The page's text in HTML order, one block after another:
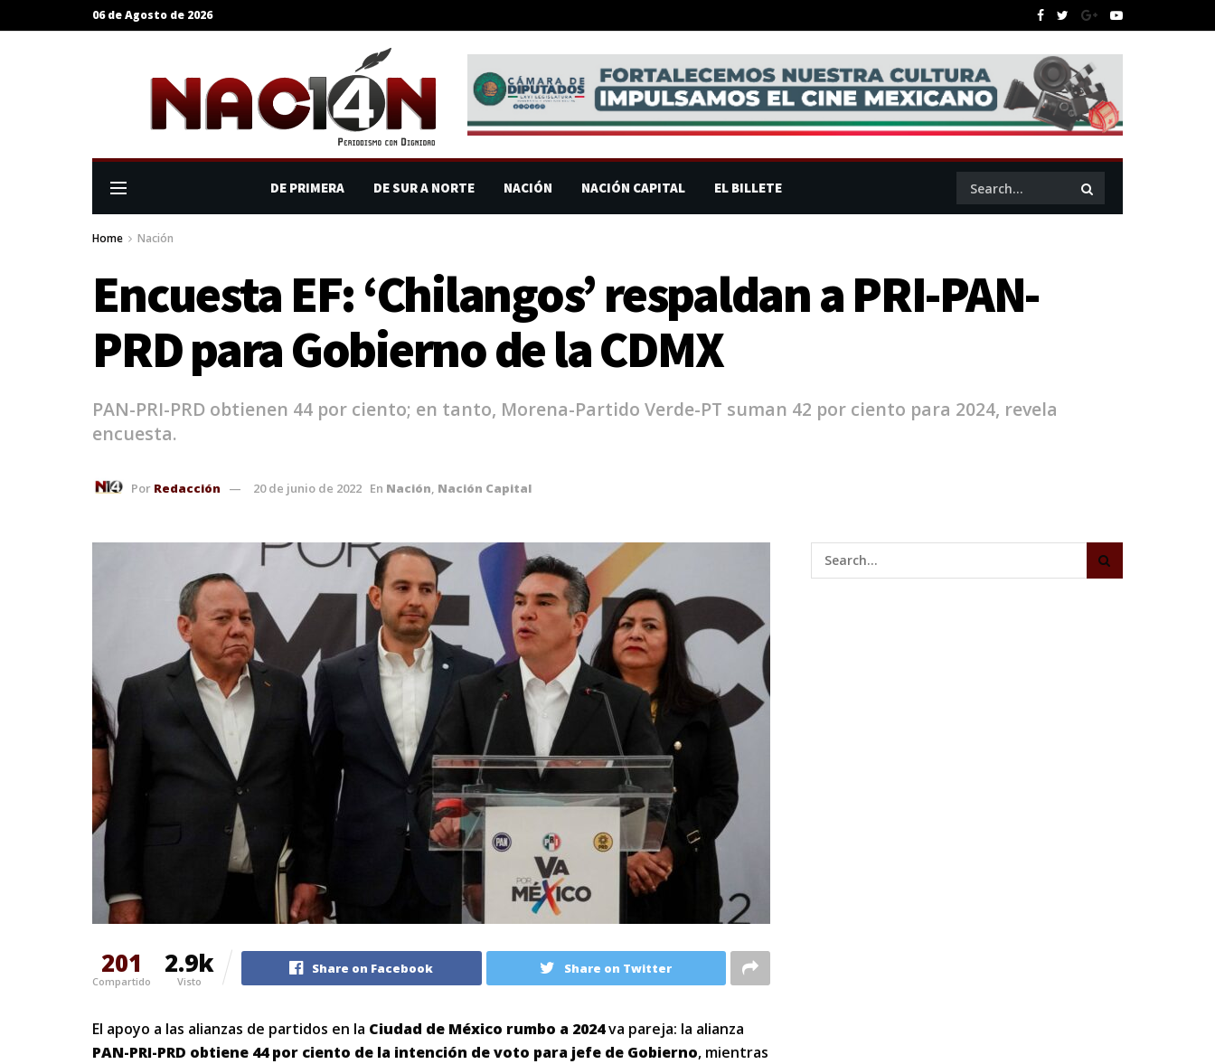
06 de Agosto de 2026
DE PRIMERA DE SUR A NORTE NACIÓN NACIÓN CAPITAL EL BILLETE
Home Nación
Encuesta EF: ‘Chilangos’ respaldan a PRI-PAN-
PRD para Gobierno de la CDMX
PAN-PRI-PRD obtienen 44 por ciento; en tanto, Morena-Partido Verde-PT suman 42 por ciento para 2024, revela
encuesta.
Por Redacción 20 de junio de 2022 En Nación, Nación Capital
201
Compartido
2.9k
Visto
Share on Facebook Share on Twitter
El apoyo a las alianzas de partidos en la Ciudad de México rumbo a 2024va pareja: la alianza
PAN-PRI-PRD obtiene 44 por ciento de la intención de voto para jefe de Gobierno, mientras